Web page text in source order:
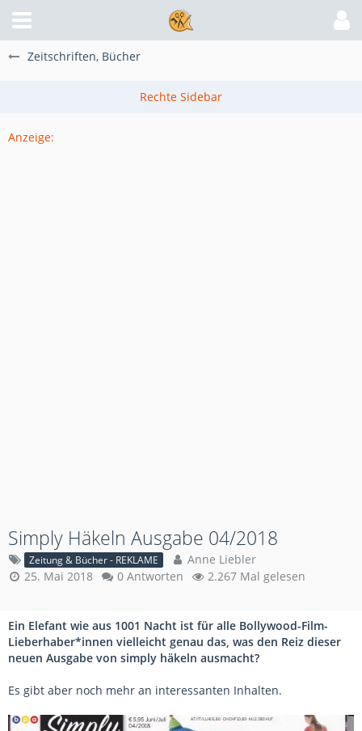
Zeitschriften, Bücher
Anzeige:
Simply Häkeln Ausgabe 04/2018
Zeitung & Bücher - REKLAME
Anne Liebler
25. Mai 2018
0 Antworten 2.267 Mal gelesen
Ein Elefant wie aus 1001 Nacht ist für alle Bollywood-Film-
Lieberhaber*innen vielleicht genau das, was den Reiz dieser
neuen Ausgabe von simply häkeln ausmacht?
Es gibt aber noch mehr an interessanten Inhalten.